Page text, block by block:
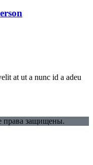
at ut a nunc id a adeu
защищены.